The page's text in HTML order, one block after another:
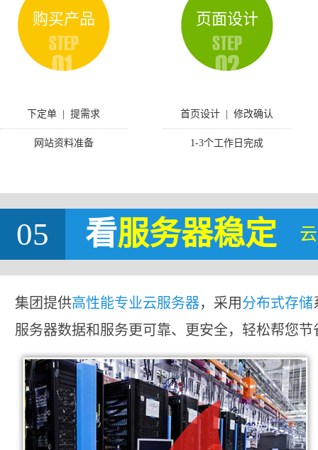
购买产品
下定单 | 提需求
网站资料准备
页面设计
首页设计 | 修改确认
1-3个工作日完成
05 看服务器稳定
集团提供高性能专业云服务器，采用分布式存储
服务器数据和服务更可靠、更安全，轻松帮您节